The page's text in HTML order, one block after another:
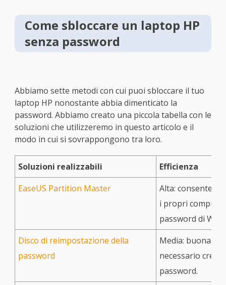
Come sbloccare un laptop HP
senza password
Abbiamo sette metodi con cui puoi sbloccare il tuo
laptop HP nonostante abbia dimenticato la
password. Abbiamo creato una piccola tabella con le
soluzioni che utilizzeremo in questo articolo e il
modo in cui si sovrappongono tra loro.
Soluzioni realizzabili
Efficienza
EaseUS Partition Master
Alta: consente
i propri
password di
Disco di reimpostazione della
password
Media: buona
necessario
password.